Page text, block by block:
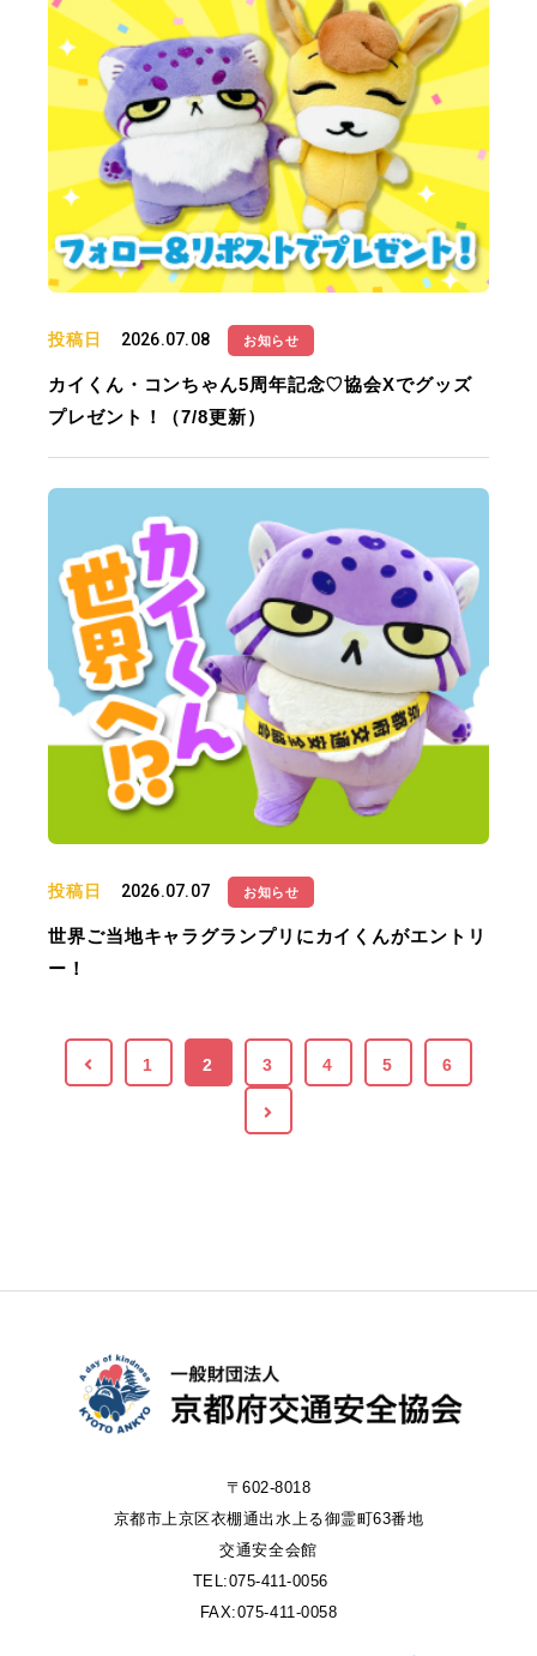
投稿日 2026.07.08 お知らせ
カイくん・コンちゃん5周年記念♡協会Xでグッズ
プレゼント！（7/8更新）
投稿日 2026.07.07 お知らせ
世界ご当地キャラグランプリにカイくんがエントリ
ー！
1 2 3 4 5 6
〒602-8018
京都市上京区衣棚通出水上る御霊町63番地
交通安全会館
TEL:075-411-0056
FAX:075-411-0058